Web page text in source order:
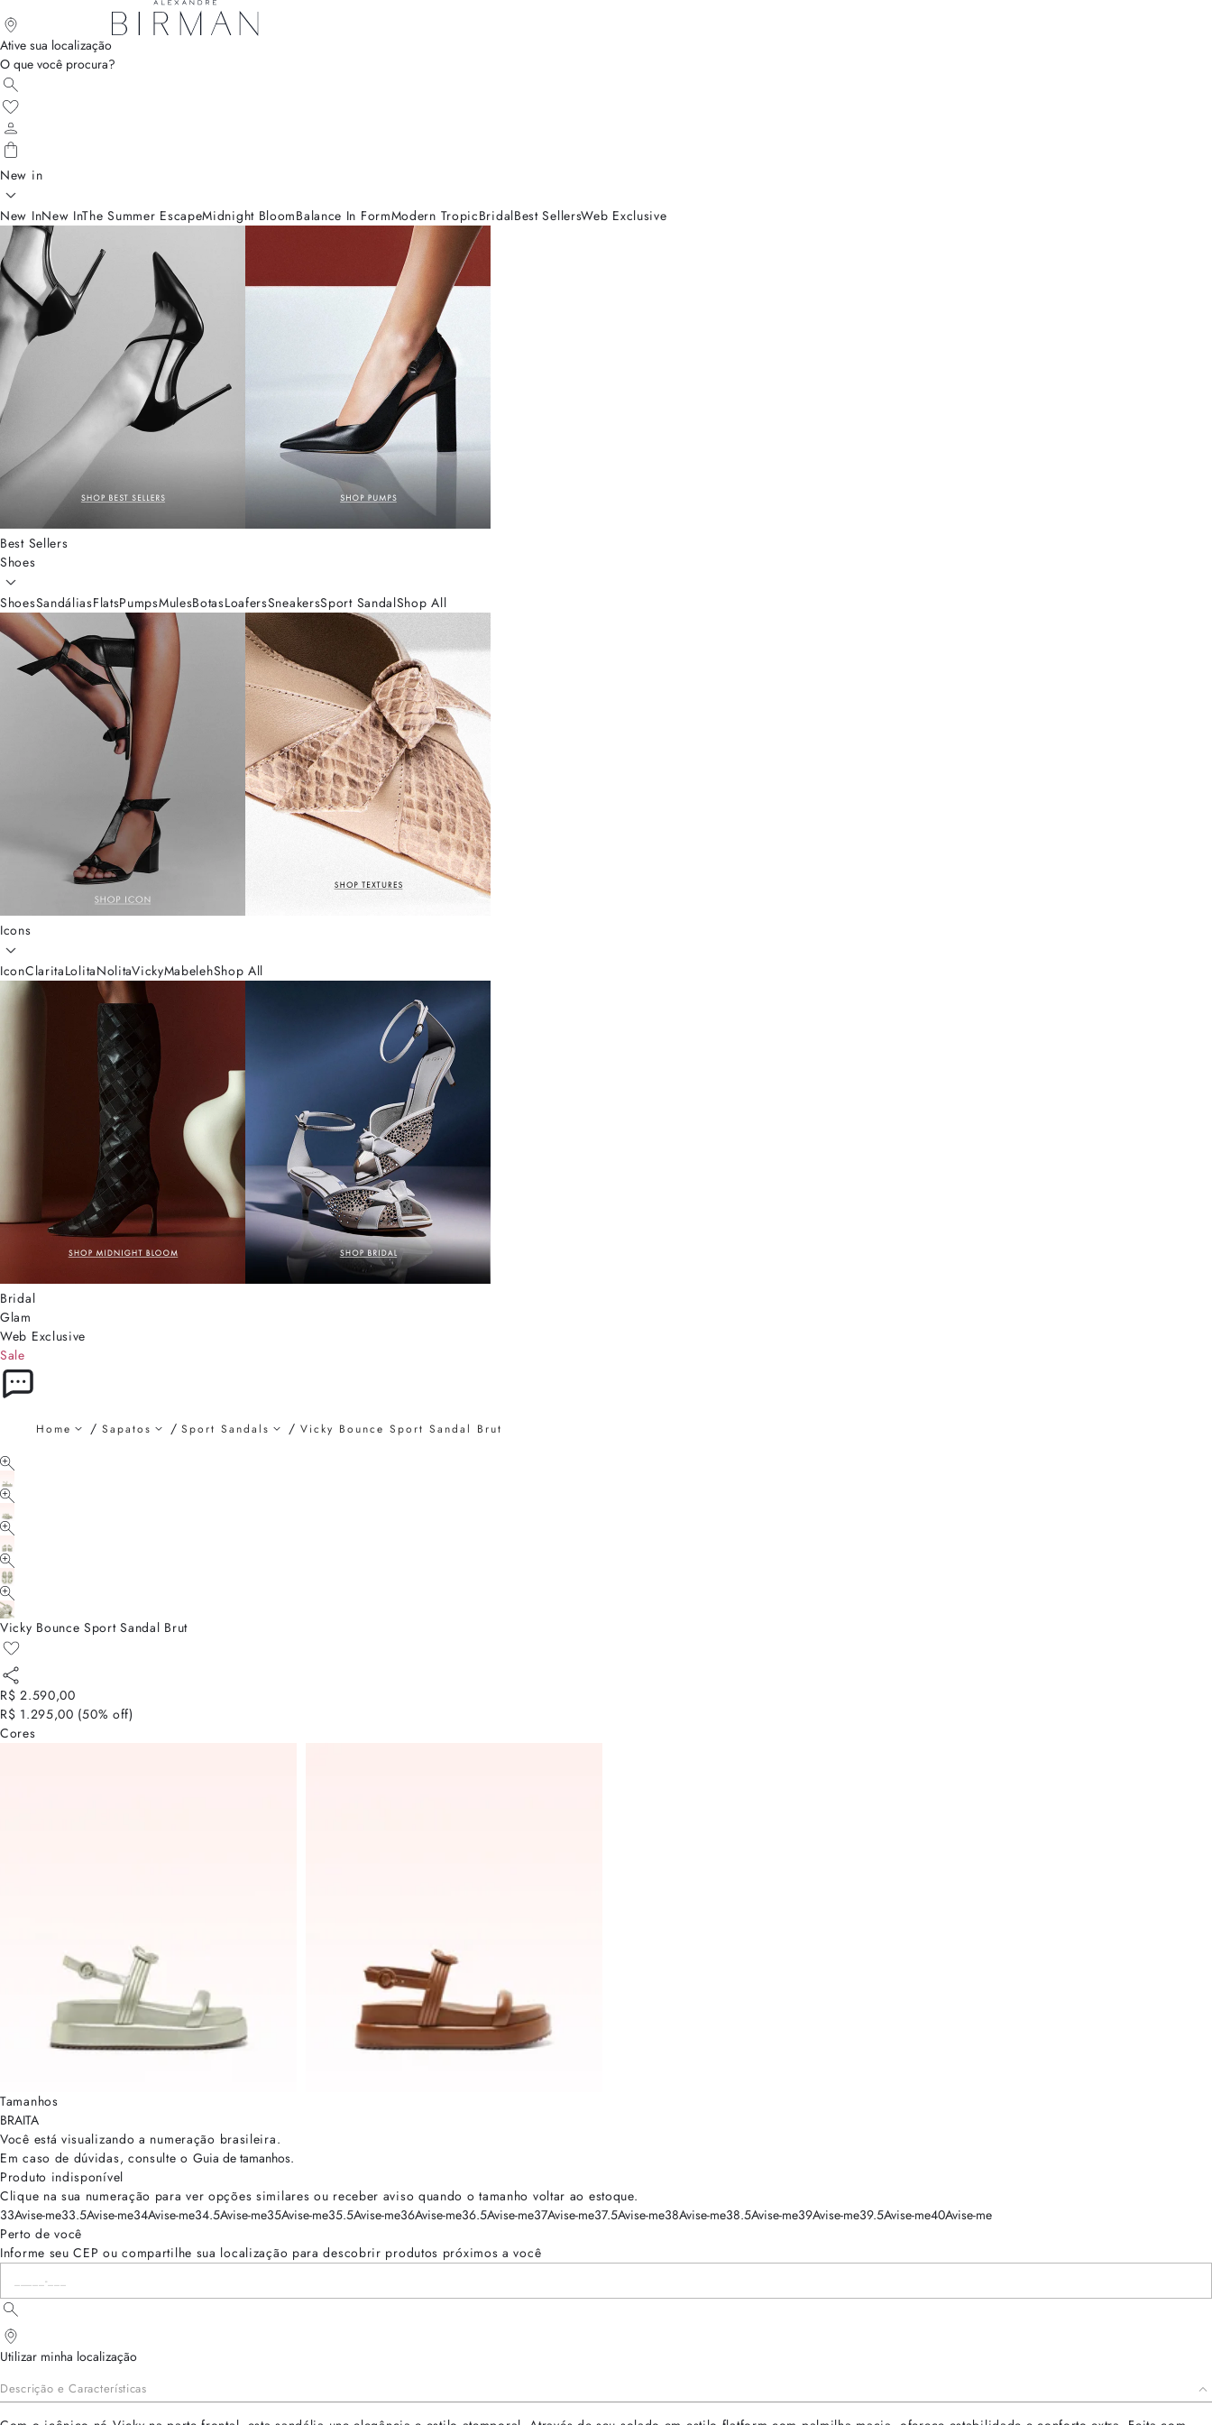
Ative sua localização
O que você procura?
New in
New InNew InThe Summer EscapeMidnight BloomBalance In FormModern TropicBridalBest SellersWeb Exclusive
Best Sellers
Shoes
ShoesSandáliasFlatsPumpsMulesBotasLoafersSneakersSport SandalShop All
Icons
IconClaritaLolitaNolitaVickyMabelehShop All
Bridal
Glam
Web Exclusive
Sale
Home Sapatos Sport Sandals Vicky Bounce Sport Sandal Brut
Vicky Bounce Sport Sandal Brut
R$ 2.590,00
R$ 1.295,00 (50% off)
Cores
Tamanhos
BRAITA
Você está visualizando a numeração brasileira.
Em caso de dúvidas, consulte o Guia de tamanhos.
Produto indisponível
Clique na sua numeração para ver opções similares ou receber aviso quando o tamanho voltar ao estoque.
33Avise-me33.5Avise-me34Avise-me34.5Avise-me35Avise-me35.5Avise-me36Avise-me36.5Avise-me37Avise-me37.5Avise-me38Avise-me38.5Avise-me39Avise-me39.5Avise-me40Avise-me
Perto de você
Informe seu CEP ou compartilhe sua localização para descobrir produtos próximos a você
Utilizar minha localização
Descrição e Características